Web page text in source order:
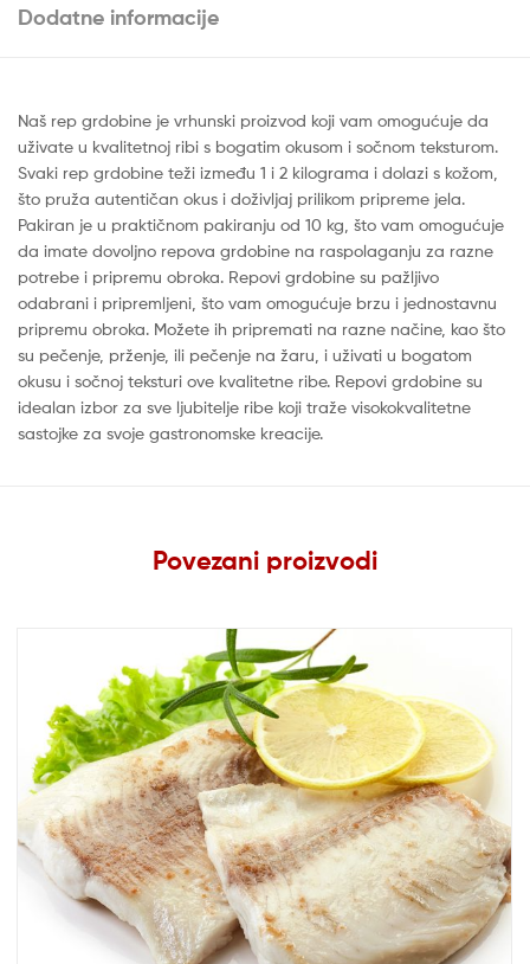
Dodatne informacije
Naš rep grdobine je vrhunski proizvod koji vam omogućuje da
uživate u kvalitetnoj ribi s bogatim okusom i sočnom teksturom.
Svaki rep grdobine teži između 1 i 2 kilograma i dolazi s kožom,
što pruža autentičan okus i doživljaj prilikom pripreme jela.
Pakiran je u praktičnom pakiranju od 10 kg, što vam omogućuje
da imate dovoljno repova grdobine na raspolaganju za razne
potrebe i pripremu obroka. Repovi grdobine su pažljivo
odabrani i pripremljeni, što vam omogućuje brzu i jednostavnu
pripremu obroka. Možete ih pripremati na razne načine, kao što
su pečenje, prženje, ili pečenje na žaru, i uživati u bogatom
okusu i sočnoj teksturi ove kvalitetne ribe. Repovi grdobine su
idealan izbor za sve ljubitelje ribe koji traže visokokvalitetne
sastojke za svoje gastronomske kreacije.
Povezani proizvodi